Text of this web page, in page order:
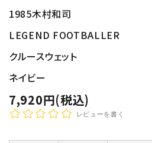
1985木村和司
LEGEND FOOTBALLER
クルースウェット
ネイビー
7,920円(税込)
レビューを書く